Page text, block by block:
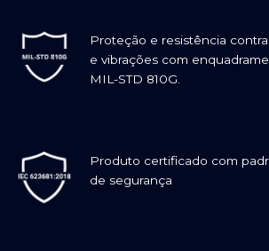
Proteção e resistência
e vibrações com
MIL-STD 810G.
Produto certificado com
de segurança